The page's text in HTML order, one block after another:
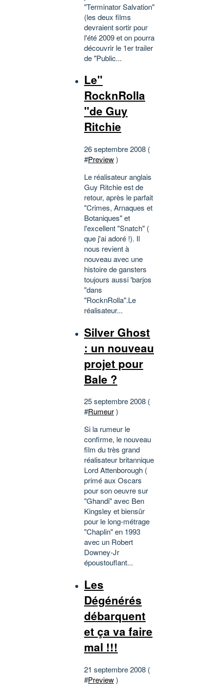
"Terminator Salvation"
(les deux films
devraient sortir pour
l'été 2009 et on pourra
découvrir le 1er trailer
de "Public...
Le"
RocknRolla
"de Guy
Ritchie
26 septembre 2008 (
#Preview)
Le réalisateur anglais
Guy Ritchie est de
retour, après le parfait
"Crimes, Arnaques et
Botaniques" et
l'excellent "Snatch" (
que j'ai adoré !). Il
nous revient à
nouveau avec une
histoire de gansters
toujours aussi 'barjos
"dans
"RocknRolla".Le
réalisateur...
Silver Ghost
: un nouveau
projet pour
Bale ?
25 septembre 2008 (
#Rumeur)
Si la rumeur le
confirme, le nouveau
film du très grand
réalisateur britannique
Lord Attenborough (
primé aux Oscars
pour son oeuvre sur
"Ghandi" avec Ben
Kingsley et biensûr
pour le long-métrage
"Chaplin" en 1993
avec un Robert
Downey-Jr
époustouflant...
Les
Dégénérés
débarquent
et ça va faire
mal !!!
21 septembre 2008 (
#Preview)